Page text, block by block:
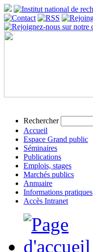
Rechercher
Accueil
Espace Grand public
Séminaires
Publications
Emplois, stages
Marchés publics
Annuaire
Informations pratiques
Accès Intranet